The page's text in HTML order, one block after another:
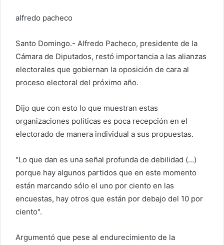
t
r
ó
n
c
o
alfredo pacheco
Santo Domingo.- Alfredo Pacheco, presidente de la
Cámara de Diputados, restó importancia a las alianzas
electorales que gobiernan la oposición de cara al
proceso electoral del próximo año.
Dijo que con esto lo que muestran estas
organizaciones políticas es poca recepción en el
electorado de manera individual a sus propuestas.
"Lo que dan es una señal profunda de debilidad (…)
porque hay algunos partidos que en este momento
están marcando sólo el uno por ciento en las
encuestas, hay otros que están por debajo del 10 por
ciento".
Argumentó que pese al endurecimiento de la